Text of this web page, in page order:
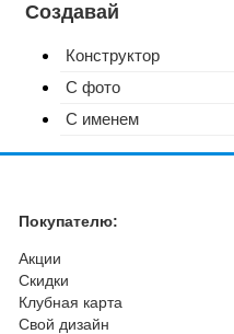
Создавай
Конструктор
С фото
С именем
Покупателю:
Акции
Скидки
Клубная карта
Свой дизайн